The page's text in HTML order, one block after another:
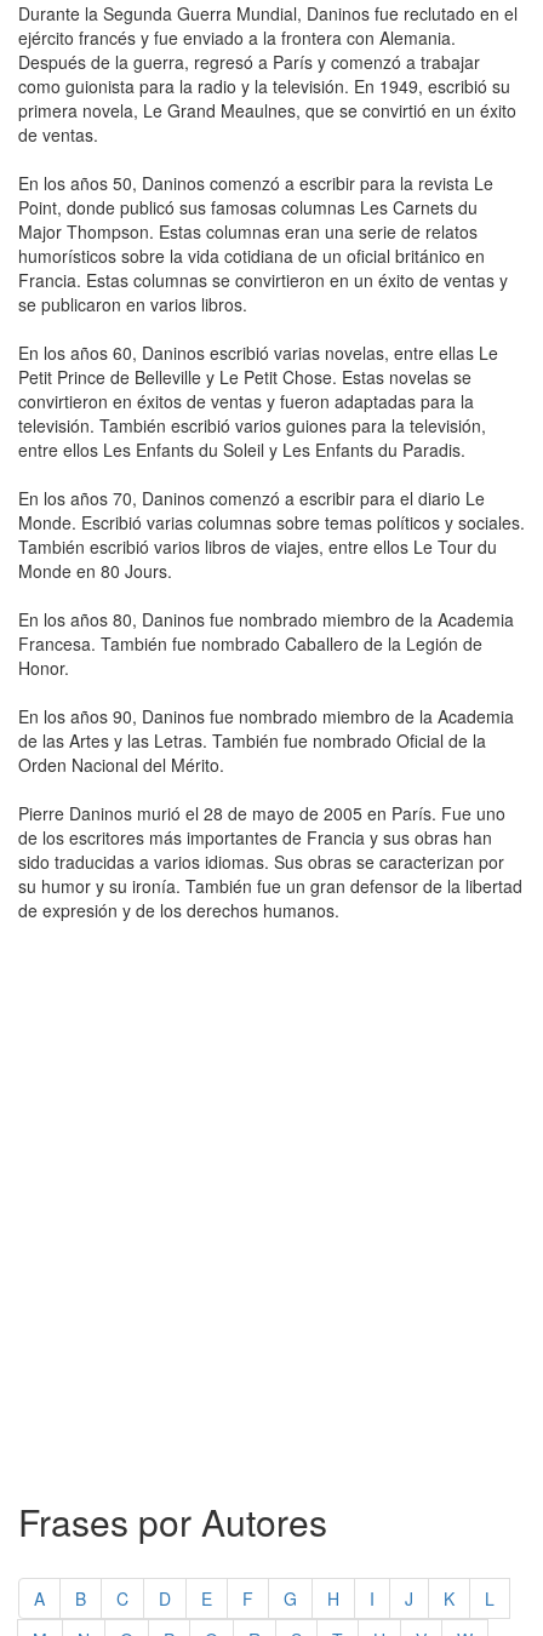
Durante la Segunda Guerra Mundial, Daninos fue reclutado en el
ejército francés y fue enviado a la frontera con Alemania.
Después de la guerra, regresó a París y comenzó a trabajar
como guionista para la radio y la televisión. En 1949, escribió su
primera novela, Le Grand Meaulnes, que se convirtió en un éxito
de ventas.
En los años 50, Daninos comenzó a escribir para la revista Le
Point, donde publicó sus famosas columnas Les Carnets du
Major Thompson. Estas columnas eran una serie de relatos
humorísticos sobre la vida cotidiana de un oficial británico en
Francia. Estas columnas se convirtieron en un éxito de ventas y
se publicaron en varios libros.
En los años 60, Daninos escribió varias novelas, entre ellas Le
Petit Prince de Belleville y Le Petit Chose. Estas novelas se
convirtieron en éxitos de ventas y fueron adaptadas para la
televisión. También escribió varios guiones para la televisión,
entre ellos Les Enfants du Soleil y Les Enfants du Paradis.
En los años 70, Daninos comenzó a escribir para el diario Le
Monde. Escribió varias columnas sobre temas políticos y sociales.
También escribió varios libros de viajes, entre ellos Le Tour du
Monde en 80 Jours.
En los años 80, Daninos fue nombrado miembro de la Academia
Francesa. También fue nombrado Caballero de la Legión de
Honor.
En los años 90, Daninos fue nombrado miembro de la Academia
de las Artes y las Letras. También fue nombrado Oficial de la
Orden Nacional del Mérito.
Pierre Daninos murió el 28 de mayo de 2005 en París. Fue uno
de los escritores más importantes de Francia y sus obras han
sido traducidas a varios idiomas. Sus obras se caracterizan por
su humor y su ironía. También fue un gran defensor de la libertad
de expresión y de los derechos humanos.
Frases por Autores
A B C D E F G H I J K
L